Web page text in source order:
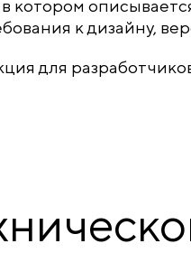
котором
к дизайну,
для